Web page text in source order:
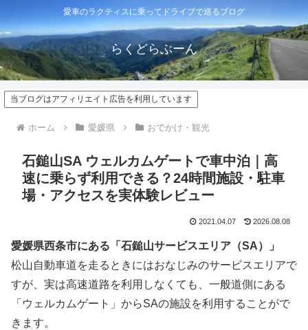
愛車のラクティスに乗ってドライブで巡るブログ
らくどらぶーん
当ブログはアフィリエイト広告を利用しています
ホーム 愛媛県 おでかけ・観光
石鎚山SA ウェルカムゲートで車中泊｜高
速に乗らず利用できる？24時間施設・駐車
場・アクセスを実体験レビュー
2021.04.07 2026.08.08
愛媛県西条市にある「石鎚山サービスエリア（SA）」
松山自動車道を走るときにはおなじみのサービスエリアで
すが、実は高速道路を利用しなくても、一般道側にある
「ウェルカムゲート」からSAの施設を利用することがで
きます。